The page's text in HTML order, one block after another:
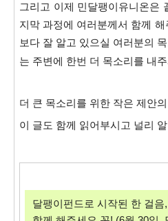
그리고 이제 민달팽이유니온은
지막 과정에 여러분께서 함께
보다 잘 알고 있으실 여러분의
는 주변에 한번 더 목소리를 내
더 큰 목소리를 위한 작은 제안
이 글도 함께 읽어부시고 널리
달팽이펀드로 시작된 한 걸